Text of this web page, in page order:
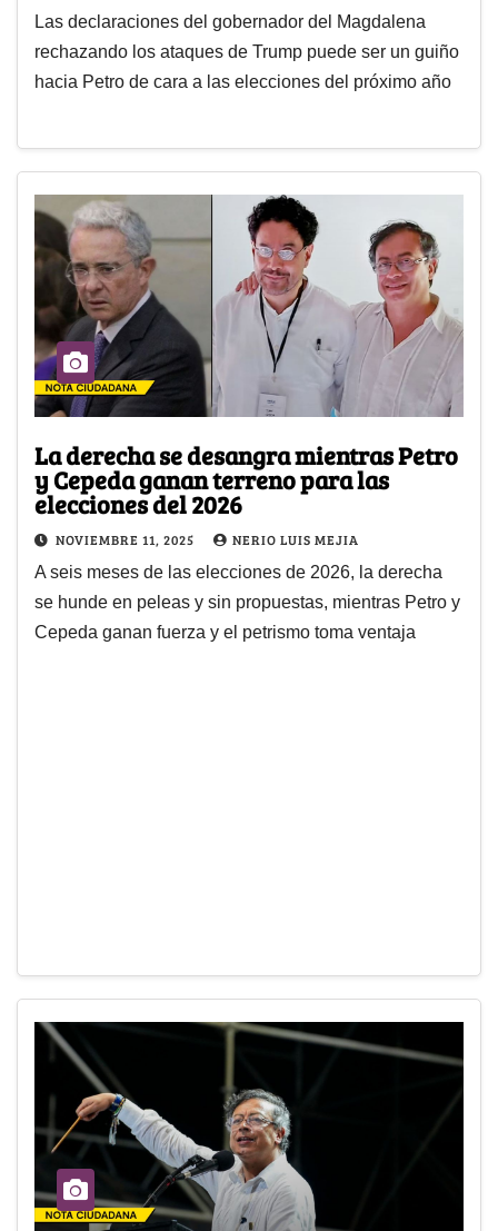
Las declaraciones del gobernador del Magdalena
rechazando los ataques de Trump puede ser un guiño
hacia Petro de cara a las elecciones del próximo año
La derecha se desangra mientras Petro
y Cepeda ganan terreno para las
elecciones del 2026
NOVIEMBRE 11, 2025 NERIO LUIS MEJIA
A seis meses de las elecciones de 2026, la derecha
se hunde en peleas y sin propuestas, mientras Petro y
Cepeda ganan fuerza y el petrismo toma ventaja